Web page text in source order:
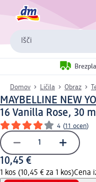
Išči
Domov Ličila Obraz
MAYBELLINE NEW
16 Vanilla Rose, 30
4 (11 ocen)
10,45 €
1 kos (10,45 € za 1 kos)Cena